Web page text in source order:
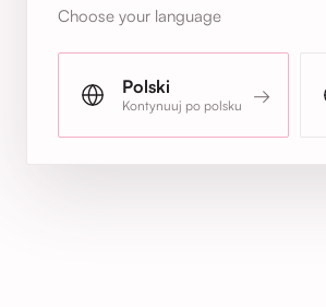
Choose your language
Polski
Kontynuuj po polsku →